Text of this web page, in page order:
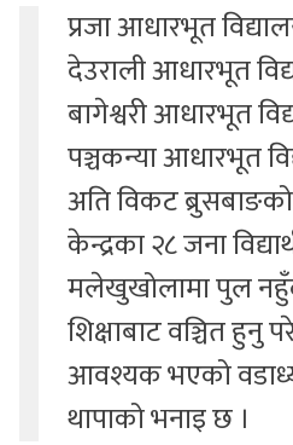
प्रजा आधारभूत
देउराली आधारभूत
बागेश्वरी आधारभूत
पञ्चकन्या आधारभूत
अति विकट
केन्द्रका २८ जना
मलेखुखोलामा पुल
शिक्षाबाट वञ्चित
आवश्यक भएको
थापाको भनाइ छ ।